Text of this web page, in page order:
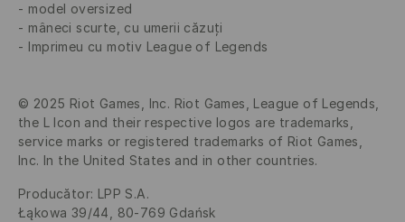
model oversized
mâneci scurte, cu umerii căzuți
Imprimeu cu motiv League of Legends
© 2025 Riot Games, Inc. Riot Games, League of Legends,
the L Icon and their respective logos are trademarks,
service marks or registered trademarks of Riot Games,
Inc. In the United States and in other countries.
Producător: LPP S.A.
Łąkowa 39/44, 80-769 Gdańsk